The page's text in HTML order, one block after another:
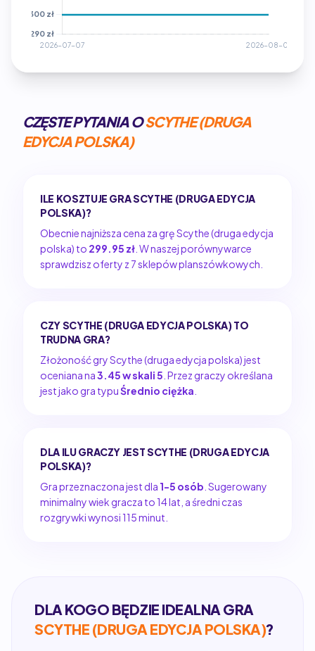
CZĘSTE PYTANIA OSCYTHE (DRUGA
EDYCJA POLSKA)
ILE KOSZTUJE GRA SCYTHE (DRUGA EDYCJA
POLSKA)?
Obecnie najniższa cena za grę Scythe (druga edycja
polska) to 299.95 zł . W naszej porównywarce
sprawdzisz oferty z 7 sklepów planszówkowych.
CZY SCYTHE (DRUGA EDYCJA POLSKA) TO
TRUDNA GRA?
Złożoność gry Scythe (druga edycja polska) jest
oceniana na3.45 w skali 5 . Przez graczy określana
jest jako gra typuŚrednio ciężka
DLA ILU GRACZY JEST SCYTHE (DRUGA EDYCJA
POLSKA)?
Gra przeznaczona jest dla 1-5 osób . Sugerowany
minimalny wiek gracza to 14 lat, a średni czas
rozgrywki wynosi 115 minut.
DLA KOGO BĘDZIE IDEALNA GRA
SCYTHE (DRUGA EDYCJA POLSKA)?